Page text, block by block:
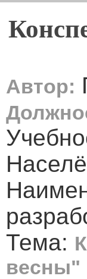
Автор:
Тема:
весны"